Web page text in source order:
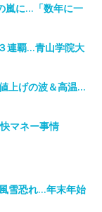
嵐に…「数年に一
連覇…青山学院大
上げの波＆高温…
マネー事情
雪恐れ…年末年始